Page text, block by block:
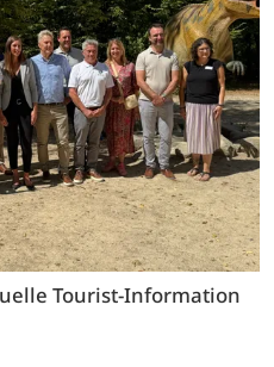
Tourist-Information